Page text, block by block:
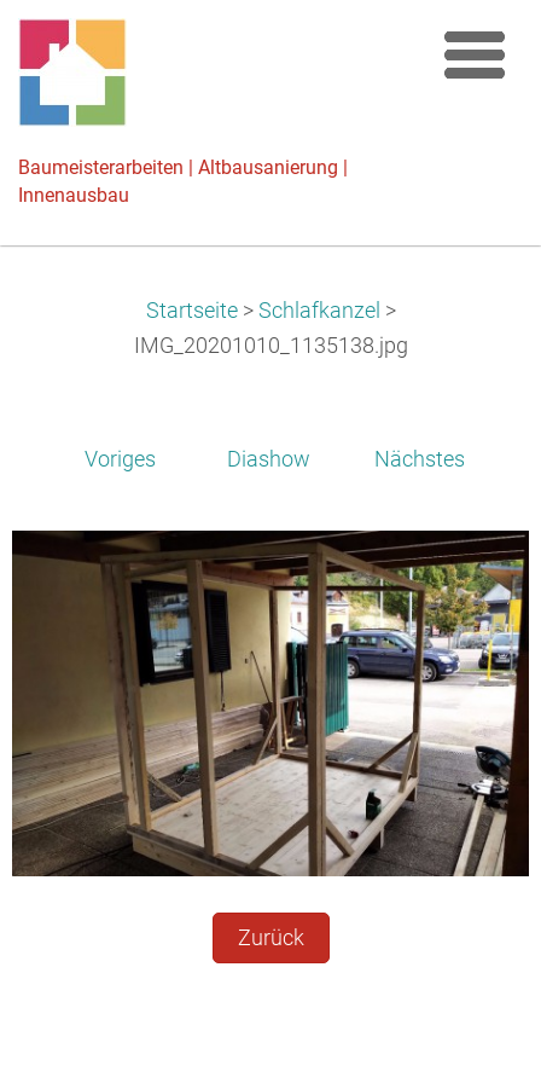
Baumeisterarbeiten | Altbausanierung |
Innenausbau
Startseite > Schlafkanzel >
IMG_20201010_1135138.jpg
Voriges Diashow Nächstes
Zurück